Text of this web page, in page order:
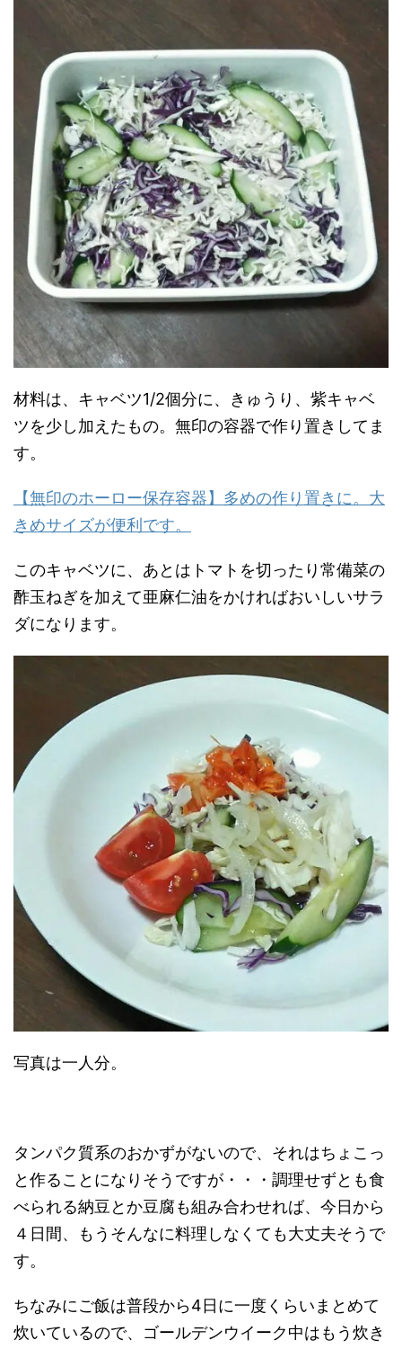
材料は、キャベツ1/2個分に、きゅうり、紫キャベ
ツを少し加えたもの。無印の容器で作り置きしてま
す。
【無印のホーロー保存容器】多めの作り置きに。大
きめサイズが便利です。
このキャベツに、あとはトマトを切ったり常備菜の
酢玉ねぎを加えて亜麻仁油をかければおいしいサラ
ダになります。
写真は一人分。
タンパク質系のおかずがないので、それはちょこっ
と作ることになりそうですが・・・調理せずとも食
べられる納豆とか豆腐も組み合わせれば、今日から
４日間、もうそんなに料理しなくても大丈夫そうで
す。
ちなみにご飯は普段から4日に一度くらいまとめて
炊いているので、ゴールデンウイーク中はもう炊き